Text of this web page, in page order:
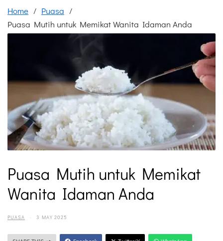
Home
Puasa
Puasa Mutih untuk Memikat Wanita Idaman Anda
Puasa Mutih untuk Memikat
Wanita Idaman Anda
PUASA · 3 MAY 2025